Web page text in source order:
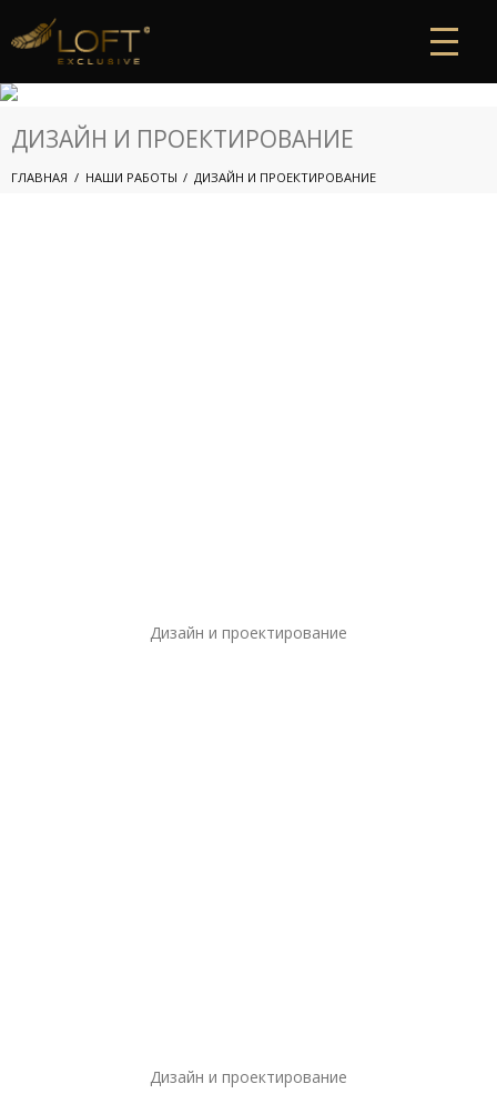
ДИЗАЙН И ПРОЕКТИРОВАНИЕ
ГЛАВНАЯ НАШИ РАБОТЫ ДИЗАЙН И ПРОЕКТИРОВАНИЕ
Дизайн и проектирование
Дизайн и проектирование